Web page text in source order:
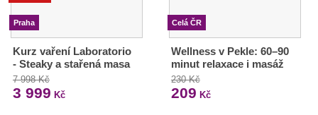
Praha
Kurz vaření Laboratorio
- Steaky a stařená masa
7 998 Kč
3 999 Kč
Celá ČR
Wellness v Pekle: 60–90
minut relaxace i masáž
230 Kč
209 Kč